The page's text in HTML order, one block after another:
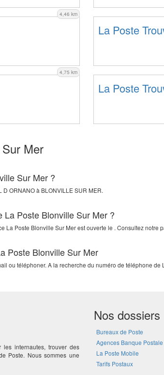
4,46 km
La Poste
4,75 km
La Poste
Mer
Sur Mer ?
D ORNANOà BLONVILLE SUR MER.
La Poste Blonville Sur Mer ?
La Poste Blonville Sur Mer est ouverte le . Consultez notre
Poste Blonville Sur Mer
ou téléphoner. A la recherche du numéro de téléphone
internautes, trouver des
Poste. Nous sommes une
Nos dossiers
Bureaux de Poste
Agences Banque Postale
La Poste Mobile
Tarifs Postaux